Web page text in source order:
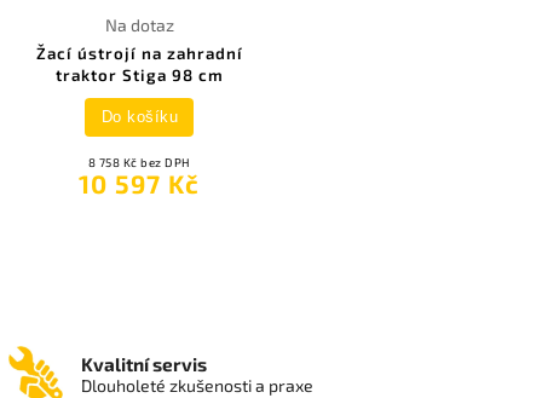
Žací ústrojí na zahradní
traktor Stiga 98 cm
Na dotaz
8 758 Kč bez DPH
10 597 Kč
Do košíku
Kvalitní servis
Dlouholeté zkušenosti a praxe